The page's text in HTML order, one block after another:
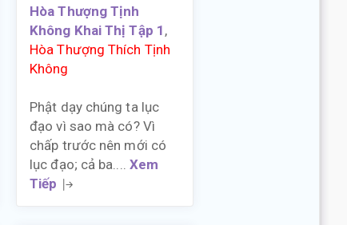
Hòa Thượng Tịnh
Không Khai Thị Tập 1 ,
Hòa Thượng Thích Tịnh
Không
Phật dạy chúng ta lục
đạo vì sao mà có? Vì
chấp trước nên mới có
lục đạo; cả ba.... Xem
Tiếp